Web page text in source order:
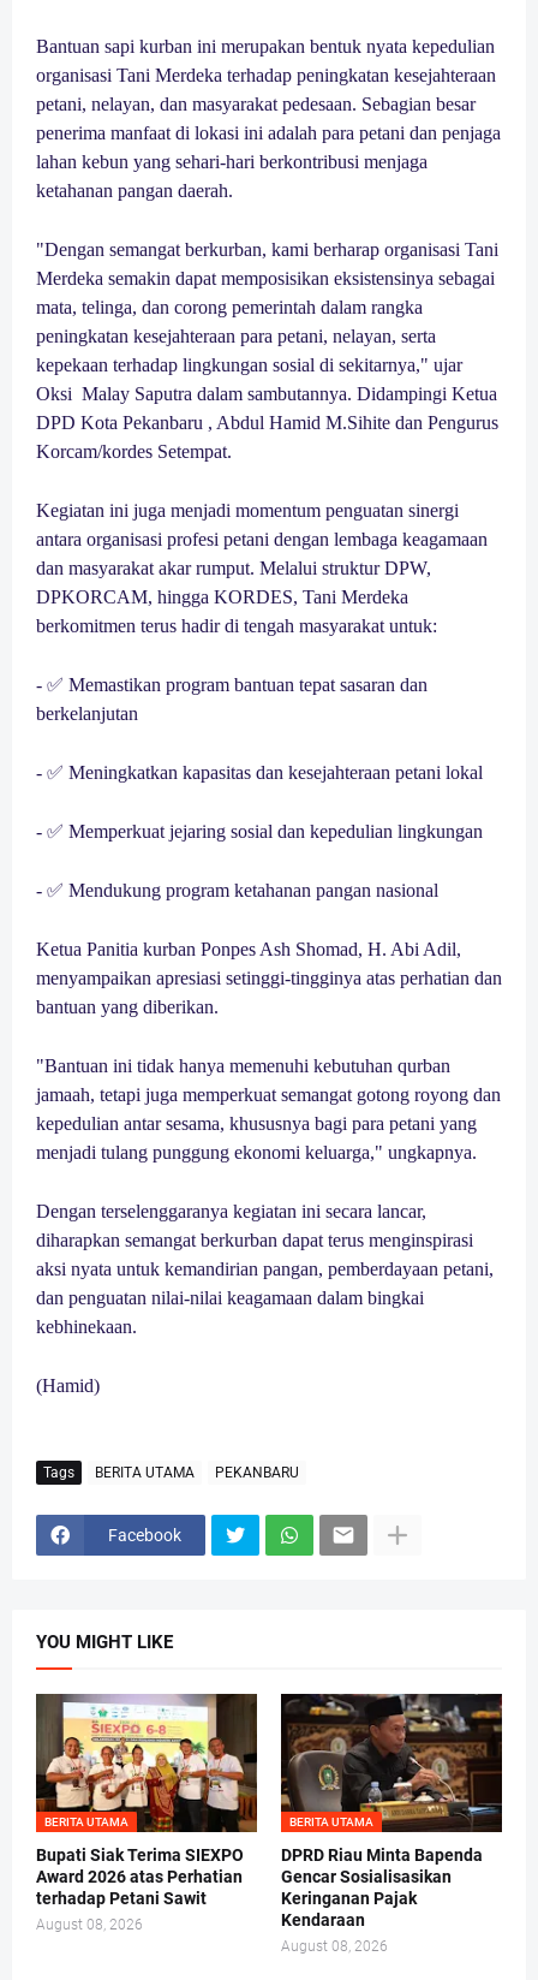
Bantuan sapi kurban ini merupakan bentuk nyata kepedulian
organisasi Tani Merdeka terhadap peningkatan kesejahteraan
petani, nelayan, dan masyarakat pedesaan. Sebagian besar
penerima manfaat di lokasi ini adalah para petani dan penjaga
lahan kebun yang sehari-hari berkontribusi menjaga
ketahanan pangan daerah.
"Dengan semangat berkurban, kami berharap organisasi Tani
Merdeka semakin dapat memposisikan eksistensinya sebagai
mata, telinga, dan corong pemerintah dalam rangka
peningkatan kesejahteraan para petani, nelayan, serta
kepekaan terhadap lingkungan sosial di sekitarnya," ujar
Oksi Malay Saputra dalam sambutannya. Didampingi Ketua
DPD Kota Pekanbaru , Abdul Hamid M.Sihite dan Pengurus
Korcam/kordes Setempat.
Kegiatan ini juga menjadi momentum penguatan sinergi
antara organisasi profesi petani dengan lembaga keagamaan
dan masyarakat akar rumput. Melalui struktur DPW,
DPKORCAM, hingga KORDES, Tani Merdeka
berkomitmen terus hadir di tengah masyarakat untuk:
- ✅ Memastikan program bantuan tepat sasaran dan
berkelanjutan
- ✅ Meningkatkan kapasitas dan kesejahteraan petani lokal
- ✅ Memperkuat jejaring sosial dan kepedulian lingkungan
- ✅ Mendukung program ketahanan pangan nasional
Ketua Panitia kurban Ponpes Ash Shomad, H. Abi Adil,
menyampaikan apresiasi setinggi-tingginya atas perhatian dan
bantuan yang diberikan.
"Bantuan ini tidak hanya memenuhi kebutuhan qurban
jamaah, tetapi juga memperkuat semangat gotong royong dan
kepedulian antar sesama, khususnya bagi para petani yang
menjadi tulang punggung ekonomi keluarga," ungkapnya.
Dengan terselenggaranya kegiatan ini secara lancar,
diharapkan semangat berkurban dapat terus menginspirasi
aksi nyata untuk kemandirian pangan, pemberdayaan petani,
dan penguatan nilai-nilai keagamaan dalam bingkai
kebhinekaan.
(Hamid)
Tags BERITA UTAMA PEKANBARU
Facebook
YOU MIGHT LIKE
BERITA UTAMA
Bupati Siak Terima SIEXPO
Award 2026 atas Perhatian
terhadap Petani Sawit
August 08, 2026
BERITA UTAMA
DPRD Riau Minta Bapenda
Gencar Sosialisasikan
Keringanan Pajak
Kendaraan
August 08, 2026